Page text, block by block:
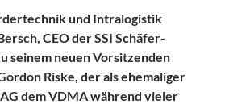
und Intralogistik
CEO der SSI Schäfer-
seinem neuen Vorsitzenden
Riske, der als ehemaliger
dem VDMA während vieler